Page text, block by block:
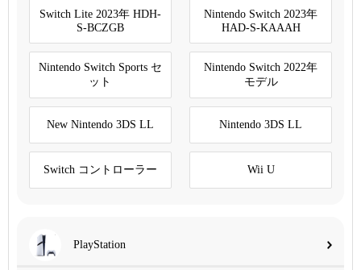
Switch Lite 2023年 HDH-
S-BCZGB
Nintendo Switch 2023年
HAD-S-KAAAH
Nintendo Switch Sports セ
ット
Nintendo Switch 2022年
モデル
New Nintendo 3DS LL Nintendo 3DS LL
Switch コントローラー Wii U
PlayStation